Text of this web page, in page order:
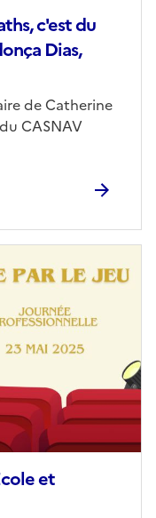
c'est du
Dias,
de Catherine
CASNAV
et